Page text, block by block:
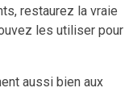
restaurez la vraie
les utiliser pour
aussi bien aux